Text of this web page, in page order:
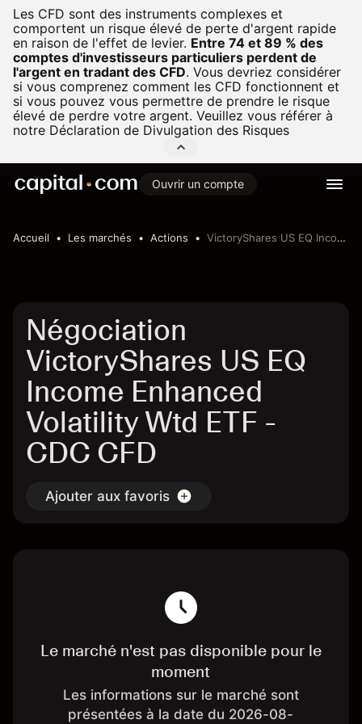
Les CFD sont des instruments complexes et
comportent un risque élevé de perte d'argent rapide
en raison de l'effet de levier. Entre 74 et 89 % des
comptes d'investisseurs particuliers perdent de
l'argent en tradant des CFD. Vous devriez considérer
si vous comprenez comment les CFD fonctionnent et
si vous pouvez vous permettre de prendre le risque
élevé de perdre votre argent. Veuillez vous référer à
notre Déclaration de Divulgation des Risques
Ouvrir un compte
Accueil Les marchés Actions VictoryShares US EQ Income Enhanced Volatility Wtd ETF
Négociation
VictoryShares US EQ
Income Enhanced
Volatility Wtd ETF -
CDC CFD
Ajouter aux favoris
Le marché n'est pas disponible pour le
moment
Les informations sur le marché sont
présentées à la date du 2026-08-